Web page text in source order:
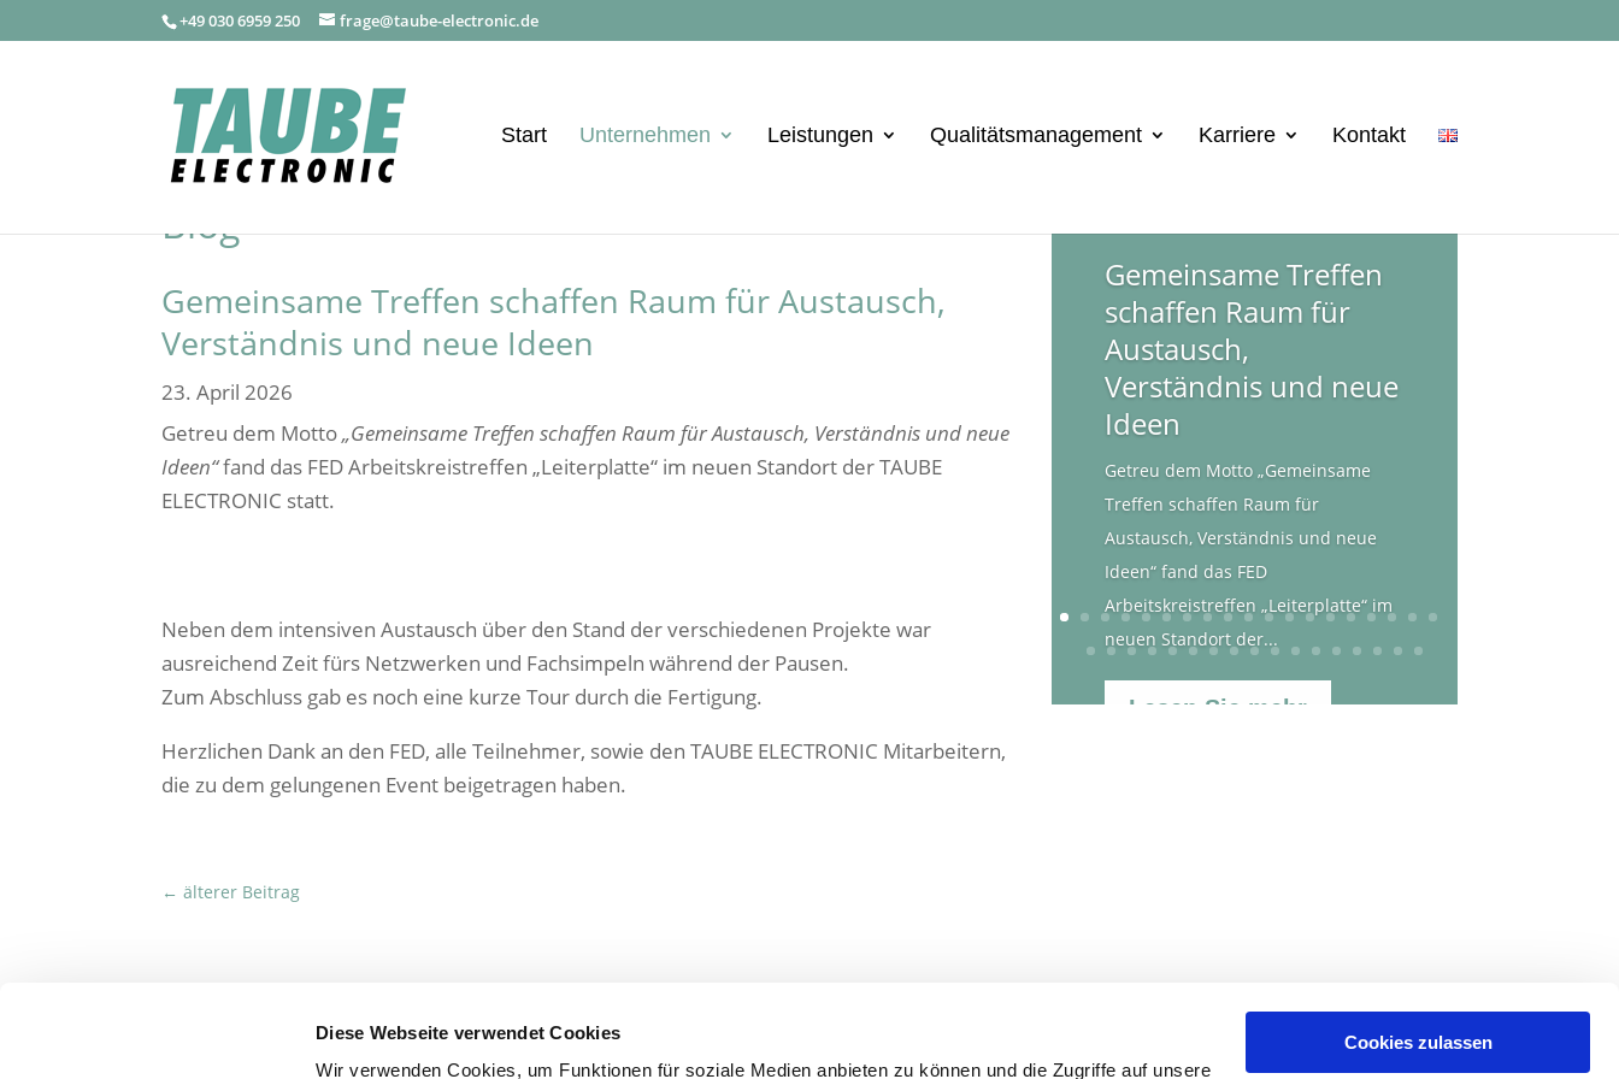
Diese Webseite verwendet Cookies
Wir verwenden Cookies, um Funktionen für soziale Medien anbieten zu können und die Zugriffe auf unsere
Cookies zulassen
+49 030 6959 250 frage@taube-electronic.de
Start Unternehmen Leistungen Qualitätsmanagement Karriere Kontakt
Blog
Gemeinsame Treffen schaffen Raum für Austausch,
Verständnis und neue Ideen
23. April 2026
Getreu dem Motto„Gemeinsame Treffen schaffen Raum für Austausch, Verständnis und neue
Ideen“fand das FED Arbeitskreistreffen „Leiterplatte“ im neuen Standort der TAUBE
ELECTRONIC statt.
Neben dem intensiven Austausch über den Stand der verschiedenen Projekte war
ausreichend Zeit fürs Netzwerken und Fachsimpeln während der Pausen.
Zum Abschluss gab es noch eine kurze Tour durch die Fertigung.
Herzlichen Dank an den FED, alle Teilnehmer, sowie den TAUBE ELECTRONIC Mitarbeitern,
die zu dem gelungenen Event beigetragen haben.
←älterer Beitrag
Gemeinsame Treffen
schaffen Raum für
Austausch,
Verständnis und neue
Ideen
Getreu dem Motto „Gemeinsame
Treffen schaffen Raum für
Austausch, Verständnis und neue
Ideen“ fand das FED
Arbeitskreistreffen „Leiterplatte“ im
neuen Standort der...
Lesen Sie mehr